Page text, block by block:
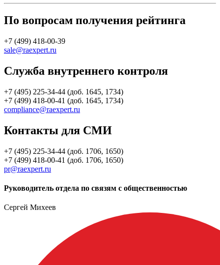
По вопросам получения рейтинга
+7 (499) 418-00-39
sale@raexpert.ru
Служба внутреннего контроля
+7 (495) 225-34-44 (доб. 1645, 1734)
+7 (499) 418-00-41 (доб. 1645, 1734)
compliance@raexpert.ru
Контакты для СМИ
+7 (495) 225-34-44 (доб. 1706, 1650)
+7 (499) 418-00-41 (доб. 1706, 1650)
pr@raexpert.ru
Руководитель отдела по связям с общественностью
Сергей Михеев